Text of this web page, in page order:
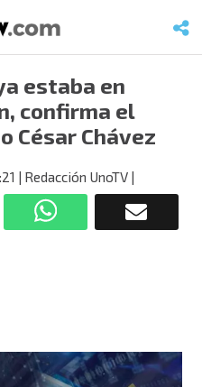
estaba en
confirma el
César Chávez
| Redacción UnoTV |